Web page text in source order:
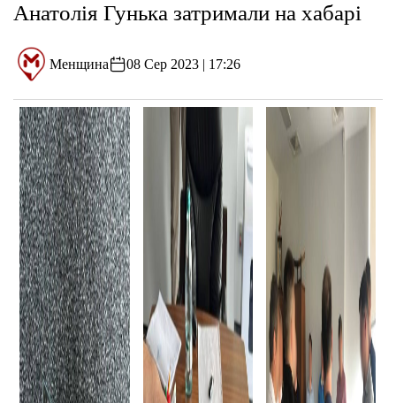
Анатолія Гунька затримали на хабарі
Менщина 08 Сер 2023 | 17:26